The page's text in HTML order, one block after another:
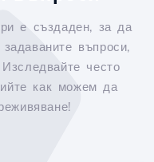
е създаден, за да
въпроси,
често
как можем да